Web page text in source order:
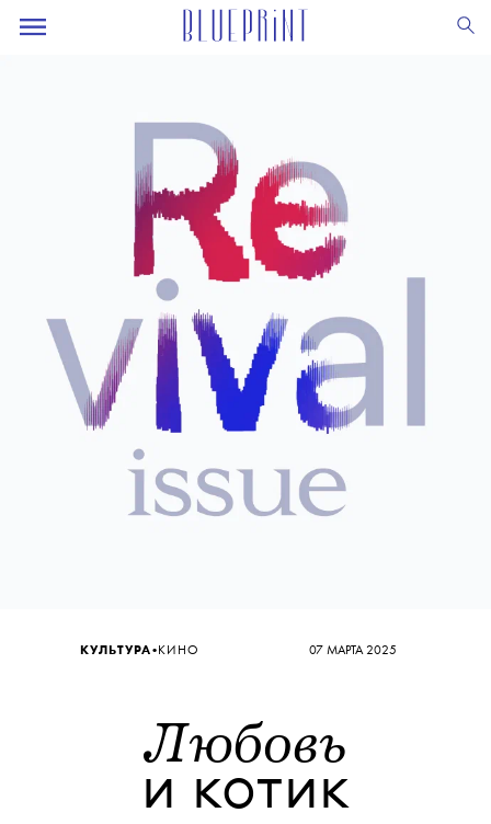
07 МАРТА 2025
КУЛЬТУРА•КИНО
Любовь
и котик